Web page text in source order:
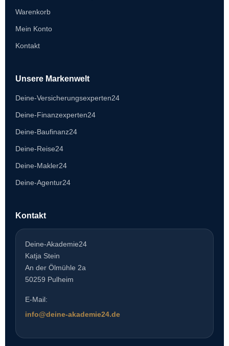
Warenkorb
Mein Konto
Kontakt
Unsere Markenwelt
Deine-Versicherungsexperten24
Deine-Finanzexperten24
Deine-Baufinanz24
Deine-Reise24
Deine-Makler24
Deine-Agentur24
Kontakt
Deine-Akademie24
Katja Stein
An der Ölmühle 2a
50259 Pulheim
E-Mail:
info@deine-akademie24.de